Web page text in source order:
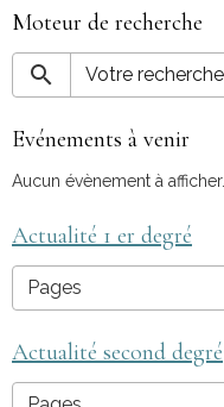
Moteur de recherche
Evénements à venir
Aucun évènement à afficher.
Actualité 1 er degré
Actualité second degré